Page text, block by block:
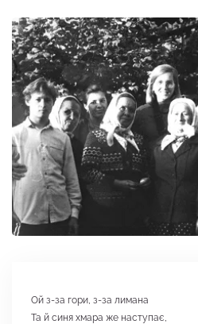
Ой з-за гори, з-за лимана
Та й синя хмара же наступає,